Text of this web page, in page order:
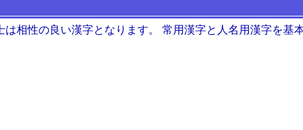
相性の良い漢字となります。 常用漢字と人名用漢字を基